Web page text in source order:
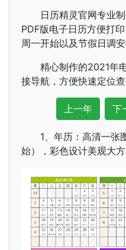
日历精灵官网专业
PDF版电子日历方便打
周一开始以及节假日调安
精心制作的2021年
接导航，方便快速定位查
上一年 下
1、年历：高清一张
始），彩色设计美观大方